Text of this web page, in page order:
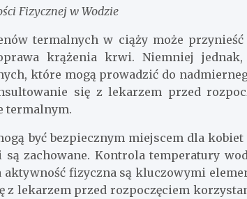
Fizycznej w Wodzie
termalnych w ciąży może
krążenia krwi. Niemniej
które mogą prowadzić do
się z lekarzem przed
termalnym.
być bezpiecznym miejscem dla
zachowane. Kontrola temperatury
fizyczna są kluczowymi
z lekarzem przed rozpoczęciem